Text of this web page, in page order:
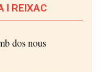
I REIXAC
dos nous